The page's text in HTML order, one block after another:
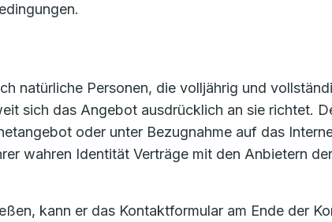
natürliche Personen, die volljährig und
sich das Angebot ausdrücklich an sie richtet.
oder unter Bezugnahme auf das
wahren Identität Verträge mit den Anbietern
kann er das Kontaktformular am Ende der